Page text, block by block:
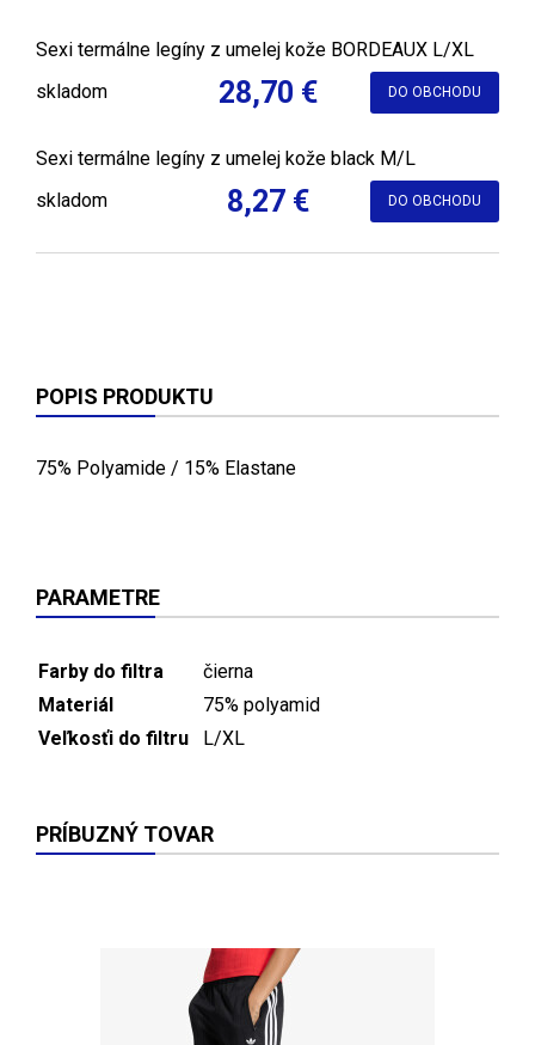
Sexi termálne legíny z umelej kože BORDEAUX L/XL
skladom
28,70 € DO OBCHODU
Sexi termálne legíny z umelej kože black M/L
skladom
8,27 € DO OBCHODU
POPIS PRODUKTU
75% Polyamide / 15% Elastane
PARAMETRE
Farby do filtra
čierna
Materiál
75% polyamid
Veľkosťi do filtru
L/XL
PRÍBUZNÝ TOVAR